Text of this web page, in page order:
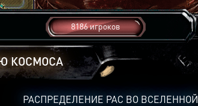
8186 игроков
КОСМОСА
РАСПРЕДЕЛЕНИЕ РАС ВО ВСЕЛЕННОЙ